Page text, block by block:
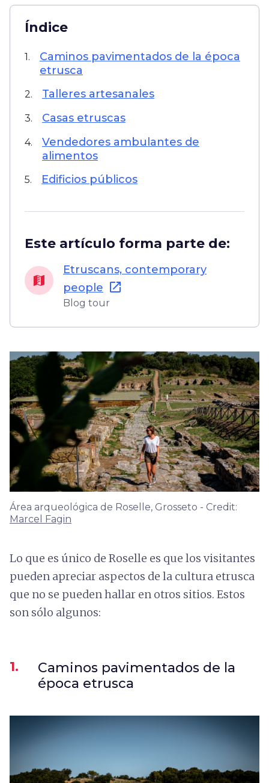
Índice
1.
Caminos pavimentados de la época
etrusca
2. Talleres artesanales
3. Casas etruscas
4.
Vendedores ambulantes de
alimentos
5. Edificios públicos
Este artículo forma parte de:
Etruscans, contemporary
people open_in_new
Blog tour
Área arqueológica de Roselle, Grosseto - Credit:
Marcel Fagin
Lo que es único de Roselle es que los visitantes
pueden apreciar aspectos de la cultura etrusca
que no se pueden hallar en otros sitios. Estos
son sólo algunos:
1.
Caminos pavimentados de la
época etrusca